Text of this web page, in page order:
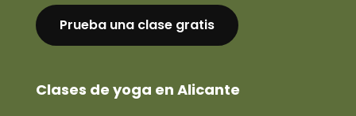
Prueba una clase gratis
Clases de yoga en Alicante